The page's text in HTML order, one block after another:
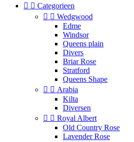
  Categorieen
  Wedgwood
Edme
Windsor
Queens plain
Divers
Briar Rose
Stratford
Queens Shape
  Arabia
Kilta
Diversen
  Royal Albert
Old Country Rose
Lavender Rose